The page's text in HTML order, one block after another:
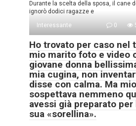
Durante la scelta della sposa, il cane
ignorò dodici ragazze e
Interessante
0
Ho trovato per caso nel
mio marito foto e video
giovane donna
mia cugina, non
disse con calma. Ma
sospettava nemmeno
avessi già preparato
sua «sorellina».